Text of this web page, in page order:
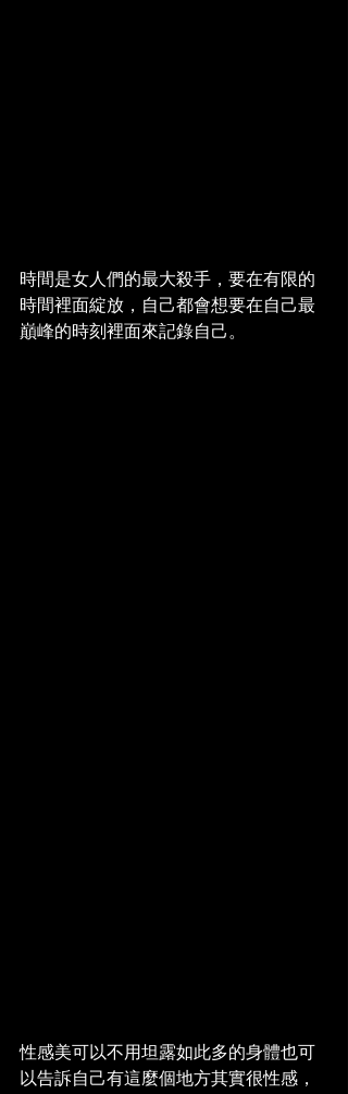
時間是女人們的最大殺手，要在有限的
時間裡面綻放，自己都會想要在自己最
巔峰的時刻裡面來記錄自己。
性感美可以不用坦露如此多的身體也可
以告訴自己有這麼個地方其實很性感，